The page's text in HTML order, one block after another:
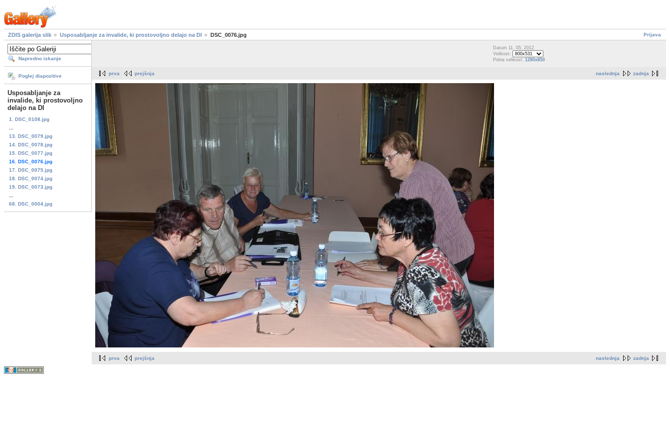
Prijava
ZDIS galerija slik Usposabljanje za invalide, ki prostovoljno delajo na DI DSC_0076.jpg
Napredno iskanje
Poglej diapozitive
Usposabljanje za
invalide, ki prostovoljno
delajo na DI
1. DSC_0108.jpg
13. DSC_0079.jpg
14. DSC_0078.jpg
15. DSC_0077.jpg
16. DSC_0076.jpg
17. DSC_0075.jpg
18. DSC_0074.jpg
19. DSC_0073.jpg
68. DSC_0004.jpg
Datum 11. 05. 2012
Velikost:
Polna velikost: 1280x850
naslednja zadnja
prva prejšnja
naslednja zadnja
prva prejšnja